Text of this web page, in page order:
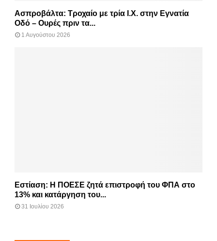
Ασπροβάλτα: Τροχαίο με τρία Ι.Χ. στην Εγνατία
Οδό – Ουρές πριν τα...
1 Αυγούστου 2026
Εστίαση: Η ΠΟΕΣΕ ζητά επιστροφή του ΦΠΑ στο
13% και κατάργηση του...
31 Ιουλίου 2026